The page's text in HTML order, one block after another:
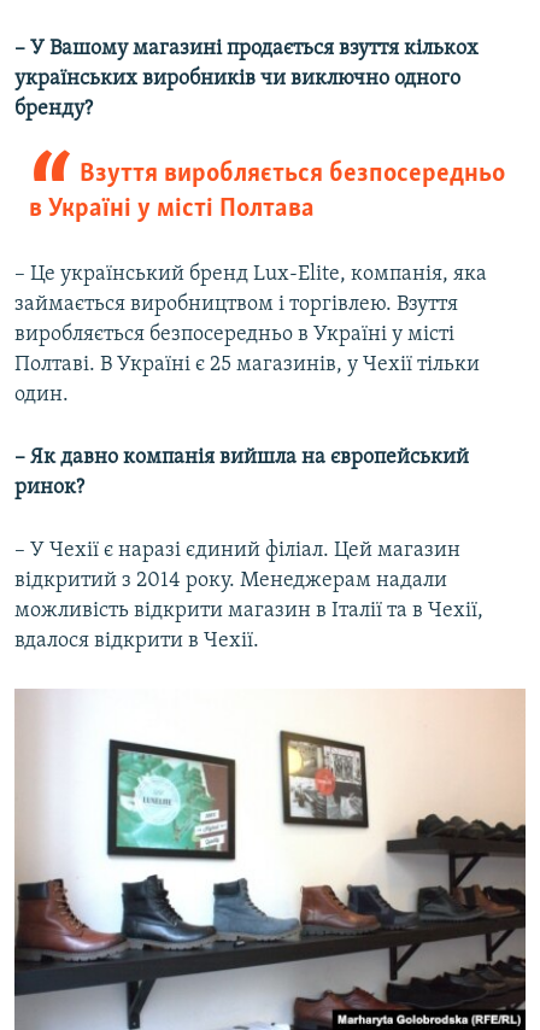
– У Вашому магазині продається взуття кількох
українських виробників чи виключно одного
бренду?
Взуття виробляється безпосередньо
в Україні у місті Полтава
– Це український бренд Lux-Elite, компанія, яка
займається виробництвом і торгівлею. Взуття
виробляється безпосередньо в Україні у місті
Полтаві. В Україні є 25 магазинів, у Чехії тільки
один.
– Як давно компанія вийшла на європейський
ринок?
– У Чехії є наразі єдиний філіал. Цей магазин
відкритий з 2014 року. Менеджерам надали
можливість відкрити магазин в Італії та в Чехії,
вдалося відкрити в Чехії.